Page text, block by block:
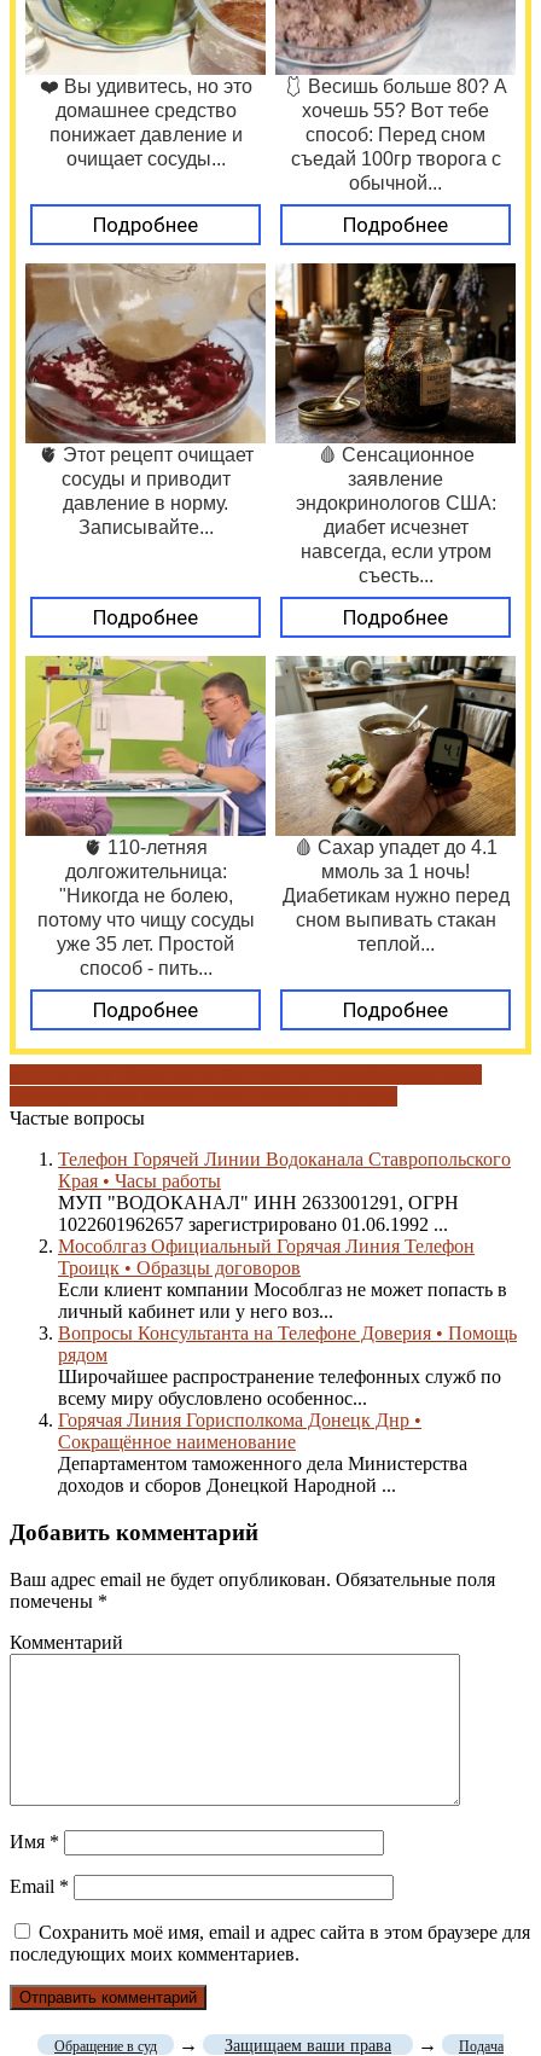
❤️ Вы удивитесь, но это
домашнее средство
понижает давление и
очищает сосуды...
Подробнее
🩱 Весишь больше 80? А
хочешь 55? Вот тебе
способ: Перед сном
съедай 100гр творога с
обычной...
Подробнее
🫀 Этот рецепт очищает
сосуды и приводит
давление в норму.
Записывайте...
Подробнее
🩸 Сенсационное
заявление
эндокринологов США:
диабет исчезнет
навсегда, если утром
съесть...
Подробнее
🫀 110-летняя
долгожительница:
"Никогда не болею,
потому что чищу сосуды
уже 35 лет. Простой
способ - пить...
Подробнее
🩸 Сахар упадет до 4.1
ммоль за 1 ночь!
Диабетикам нужно перед
сном выпивать стакан
теплой...
Подробнее
Частые вопросы
Телефон Горячей Линии Водоканала Ставропольского
Края • Часы работы
МУП "ВОДОКАНАЛ" ИНН 2633001291, ОГРН
1022601962657 зарегистрировано 01.06.1992 ...
Мособлгаз Официальный Горячая Линия Телефон
Троицк • Образцы договоров
Если клиент компании Мособлгаз не может попасть в
личный кабинет или у него воз...
Вопросы Консультанта на Телефоне Доверия • Помощь
рядом
Широчайшее распространение телефонных служб по
всему миру обусловлено особеннос...
Горячая Линия Горисполкома Донецк Днр •
Сокращённое наименование
Департаментом таможенного дела Министерства
доходов и сборов Донецкой Народной ...
Добавить комментарий
Ваш адрес email не будет опубликован. Обязательные поля
помечены *
Комментарий
Имя *
Email *
Сохранить моё имя, email и адрес сайта в этом браузере для
последующих моих комментариев.
Обращение в суд → Защищаем ваши права → Подача